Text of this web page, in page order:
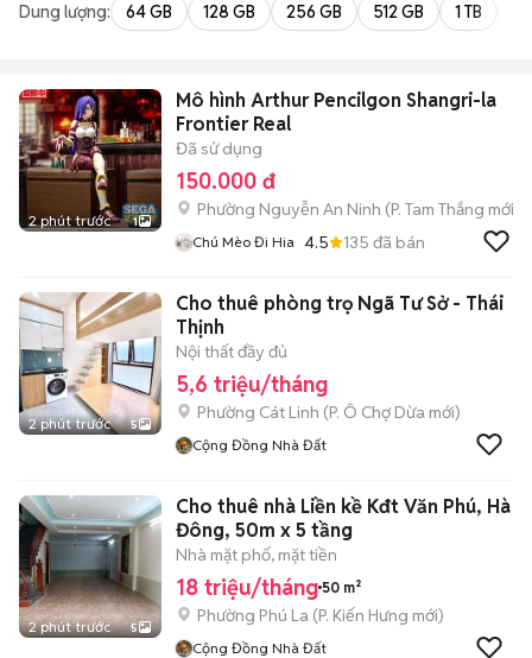
Dung lượng: 64 GB 128 GB 256 GB 512 GB 1 TB
2 phút trước 1
Mô hình Arthur Pencilgon Shangri-la
Frontier Real
Đã sử dụng
150.000 đ
Phường Nguyễn An Ninh (P. Tam Thắng mới)
Chú Mèo Đi Hia 4.5 135 đã bán
2 phút trước 5
Cho thuê phòng trọ Ngã Tư Sở - Thái
Thịnh
Nội thất đầy đủ
5,6 triệu/tháng
Phường Cát Linh (P. Ô Chợ Dừa mới)
Cộng Đồng Nhà Đất
2 phút trước 5
Cho thuê nhà Liền kề Kđt Văn Phú, Hà
Đông, 50m x 5 tầng
Nhà mặt phố, mặt tiền
18 triệu/tháng 50 m²
Phường Phú La (P. Kiến Hưng mới)
Cộng Đồng Nhà Đất